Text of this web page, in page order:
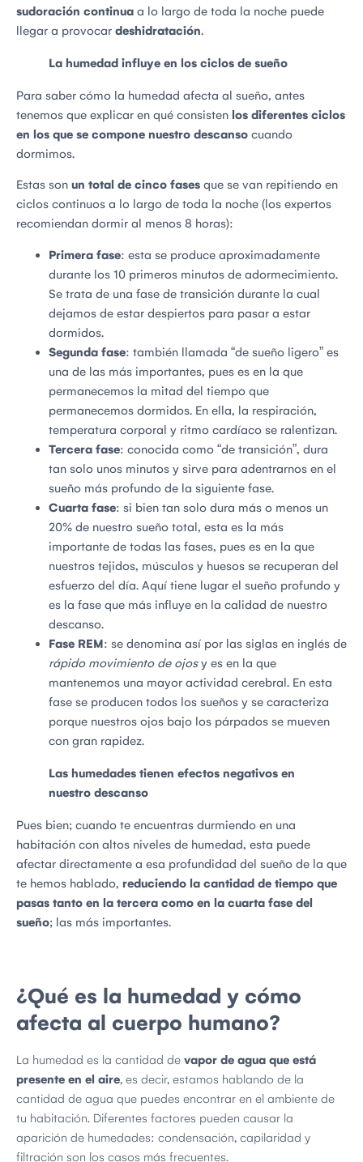
sudoración continua a lo largo de toda la noche puede
llegar a provocar deshidratación.
La humedad influye en los ciclos de sueño
Para saber cómo la humedad afecta al sueño, antes
tenemos que explicar en qué consisten los diferentes ciclos
en los que se compone nuestro descanso cuando
dormimos.
Estas son un total de cinco fases que se van repitiendo en
ciclos continuos a lo largo de toda la noche (los expertos
recomiendan dormir al menos 8 horas):
Primera fase: esta se produce aproximadamente
durante los 10 primeros minutos de adormecimiento.
Se trata de una fase de transición durante la cual
dejamos de estar despiertos para pasar a estar
dormidos.
Segunda fase: también llamada “de sueño ligero” es
una de las más importantes, pues es en la que
permanecemos la mitad del tiempo que
permanecemos dormidos. En ella, la respiración,
temperatura corporal y ritmo cardíaco se ralentizan.
Tercera fase: conocida como “de transición”, dura
tan solo unos minutos y sirve para adentrarnos en el
sueño más profundo de la siguiente fase.
Cuarta fase: si bien tan solo dura más o menos un
20% de nuestro sueño total, esta es la más
importante de todas las fases, pues es en la que
nuestros tejidos, músculos y huesos se recuperan del
esfuerzo del día. Aquí tiene lugar el sueño profundo y
es la fase que más influye en la calidad de nuestro
descanso.
Fase REM: se denomina así por las siglas en inglés de
rápido movimiento de ojosy es en la que
mantenemos una mayor actividad cerebral. En esta
fase se producen todos los sueños y se caracteriza
porque nuestros ojos bajo los párpados se mueven
con gran rapidez.
Las humedades tienen efectos negativos en
nuestro descanso
Pues bien; cuando te encuentras durmiendo en una
habitación con altos niveles de humedad, esta puede
afectar directamente a esa profundidad del sueño de la que
te hemos hablado, reduciendo la cantidad de tiempo que
pasas tanto en la tercera como en la cuarta fase del
sueño; las más importantes.
¿Qué es la humedad y cómo
afecta al cuerpo humano?
La humedad es la cantidad de vapor de agua que está
presente en el aire, es decir, estamos hablando de la
cantidad de agua que puedes encontrar en el ambiente de
tu habitación. Diferentes factores pueden causar la
aparición de humedades: condensación, capilaridad y
filtración son los casos más frecuentes.